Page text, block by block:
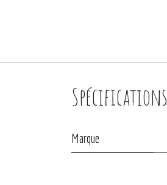
Spécifications
Marque